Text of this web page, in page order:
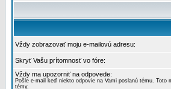
Vždy zobrazovať moju e-mailovú adresu:
Skryť Vašu prítomnosť vo fóre:
Vždy ma upozorniť na odpovede:
Pošle e-mail keď niekto odpovie na Vami poslanú tému.
témy.